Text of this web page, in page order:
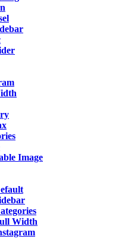
Image
Width